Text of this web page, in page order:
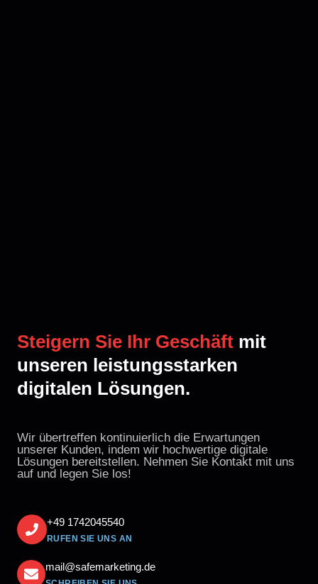
Steigern Sie Ihr Geschäft mit
unseren leistungsstarken
digitalen Lösungen.
Wir übertreffen kontinuierlich die Erwartungen
unserer Kunden, indem wir hochwertige digitale
Lösungen bereitstellen. Nehmen Sie Kontakt mit uns
auf und legen Sie los!
+49 1742045540
RUFEN SIE UNS AN
mail@safemarketing.de